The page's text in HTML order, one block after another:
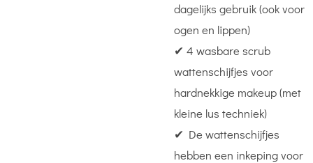
dagelijks gebruik (ook voor
ogen en lippen)
✔ 4 wasbare scrub
wattenschijfjes voor
hardnekkige makeup (met
kleine lus techniek)
✔ De wattenschijfjes
hebben een inkeping voor